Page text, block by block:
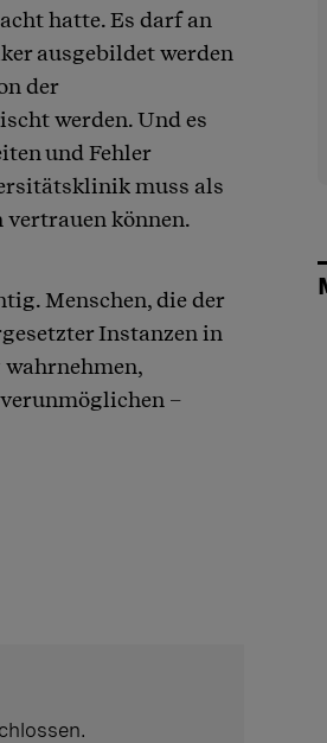
hatte. Es darf an
ausgebildet werden
der
werden. Und es
und Fehler
muss als
vertrauen können.
Menschen, die der
Instanzen in
–